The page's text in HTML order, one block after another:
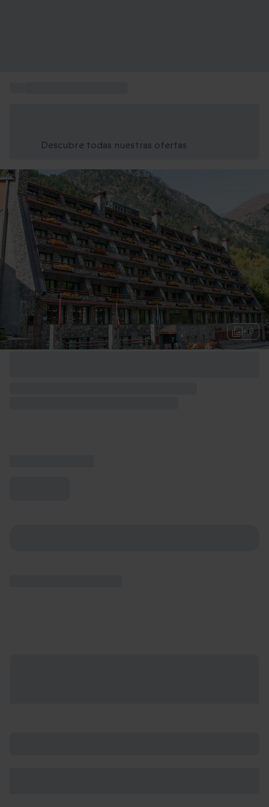
Descubre todas nuestras ofertas
+ 3